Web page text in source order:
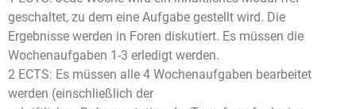
geschaltet, zu dem eine Aufgabe gestellt wird. Die
Ergebnisse werden in Foren diskutiert. Es müssen die
Wochenaufgaben 1-3 erledigt werden.
2 ECTS: Es müssen alle 4 Wochenaufgaben bearbeitet
werden (einschließlich der